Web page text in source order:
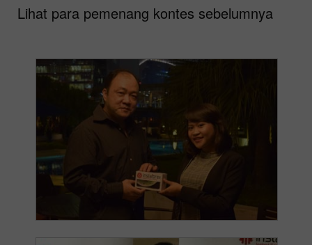
Lihat para pemenang kontes sebelumnya